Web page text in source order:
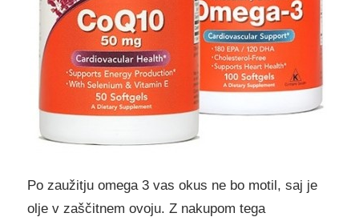
Po zaužitju omega 3 vas okus ne bo motil, saj je
olje v zaščitnem ovoju. Z nakupom tega